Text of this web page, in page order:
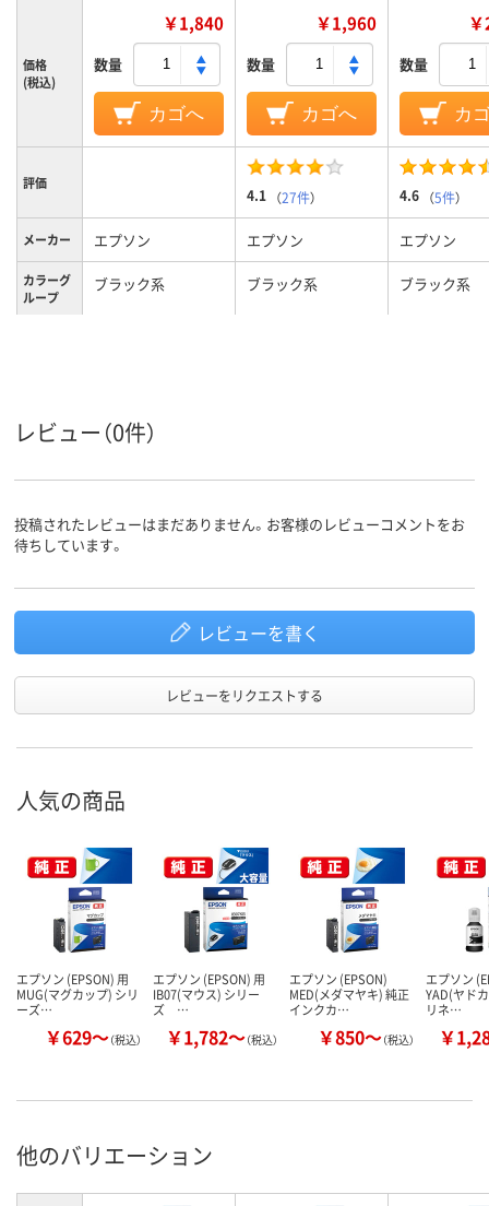
価格
(税込)
￥1,840
数量
カゴへ
￥1,960
数量
カゴへ
数量
カ
評価
4.1 （27件） 4.6 （5件）
メーカー エプソン エプソン エプソン
カラーグ
ループ
ブラック系 ブラック系 ブラック系
レビュー（0件）
投稿されたレビューはまだありません。お客様のレビューコメントをお
待ちしています。
レビューを書く
レビューをリクエストする
人気の商品
エプソン (EPSON) 用
MUG(マグカップ) シリ
ーズ…
￥629～（税込）
エプソン (EPSON) 用
IB07(マウス) シリー
ズ …
￥1,782～（税込）
エプソン (EPSON)
MED(メダマヤキ) 純正
インクカ…
￥850～（税込）
エプソン
YAD(ヤド
リネ…
￥
他のバリエーション